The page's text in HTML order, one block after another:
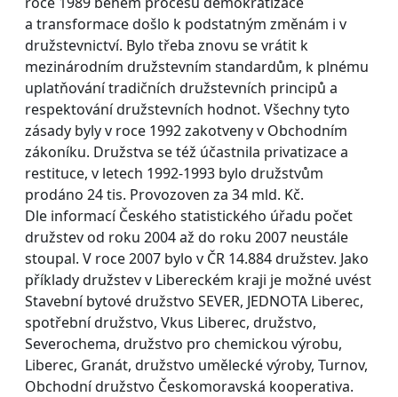
a transformace došlo k podstatným změnám i v
družstevnictví. Bylo třeba znovu se vrátit k
mezinárodním družstevním standardům, k plnému
uplatňování tradičních družstevních principů a
respektování družstevních hodnot. Všechny tyto
zásady byly v roce 1992 zakotveny v Obchodním
zákoníku. Družstva se též účastnila privatizace a
restituce, v letech 1992-1993 bylo družstvům
prodáno 24 tis. Provozoven za 34 mld. Kč.
Dle informací Českého statistického úřadu počet
družstev od roku 2004 až do roku 2007 neustále
stoupal. V roce 2007 bylo v ČR 14.884 družstev. Jako
příklady družstev v Libereckém kraji je možné uvést
Stavební bytové družstvo SEVER, JEDNOTA Liberec,
spotřební družstvo, Vkus Liberec, družstvo,
Severochema, družstvo pro chemickou výrobu,
Liberec, Granát, družstvo umělecké výroby, Turnov,
Obchodní družstvo Českomoravská kooperativa.